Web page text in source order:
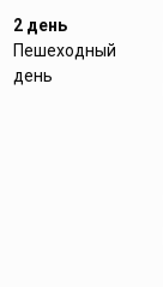
2 день
Пешеходный
день